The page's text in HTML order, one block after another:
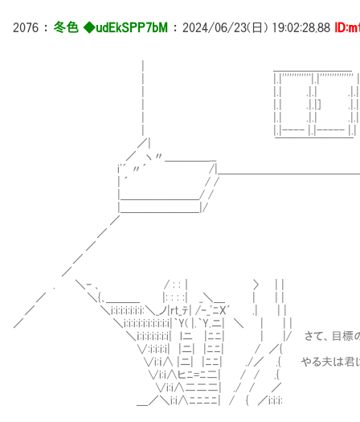
2076 ： 冬色 ◆udEkSPP7bM ： 2024/06/23(日) 19:02:28.88
| |.|''''''''''''|.|''''''''''''''
| |.|---- |.|----- |.|
／| ￣￣￣￣￣￣￣
／ ヽ〃＿＿＿＿__
i'´ 〃´ /|＿＿＿＿＿＿＿＿＿＿＿＿＿＿＿
| ´ / /
|＿＿＿＿＿＿＿/ /
|＿＿＿＿＿＿＿|/
／
／
／
／
／
. ＼ｰ ､ / : :｜ 〉 | |
／ ＼{､＿＿＿ |: : : :| _＼＿ | | |
／ ＼i:i:i:i:i:i:i:＼_ノ|rt_ﾃ| /ｰ_'ﾆX′ .| | |
／ ＼i:i:i:i:i:i:i:i:i:i|｀Y( |.｀Y.ニ| ＼ | | |
＼ｉ:i:i:i:i:i:i| lニ |ﾆﾆ| | |/ さて、目標の金額が
∨:i:i:i:i| |ニ| |ﾆﾆ| / ／{
∨i:ｉ∧ |ニ| |ﾆﾆ| ./／ .{ やる夫は君はこれから
∨i:i∧ヒﾆ=ﾆ二| / / .{
∨i:i∧二二二| ./ / ／
＿／＼i:i∧ﾆﾆﾆﾆ| / { ／i:i:i: